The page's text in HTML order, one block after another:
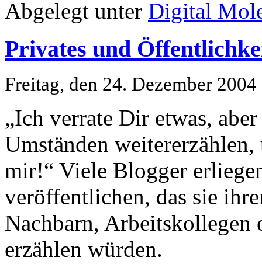
Abgelegt unter Digital
Privates und
Freitag, den 24. Dezember 2004
„Ich verrate Dir etwas,
Umständen
mir!“ Viele Blogger
veröffentlichen, das sie
Nachbarn, Arbeitskollegen
erzählen würden.